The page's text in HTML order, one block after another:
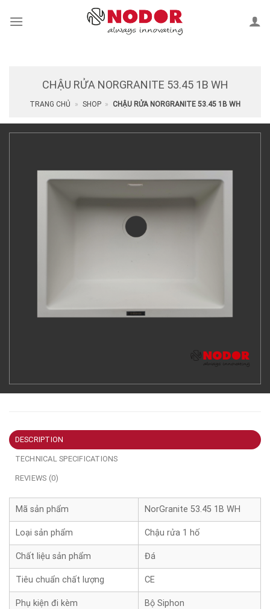
CHẬU RỬA NORGRANITE 53.45 1B WH
TRANG CHỦ » SHOP » CHẬU RỬA NORGRANITE 53.45 1B WH
DESCRIPTION
TECHNICAL SPECIFICATIONS
REVIEWS (0)
Mã sản phẩm NorGranite 53.45 1B WH
Loại sản phẩm Chậu rửa 1 hố
Chất liệu sản phẩm Đá
Tiêu chuẩn chất lượng CE
Phụ kiện đi kèm Bộ Siphon